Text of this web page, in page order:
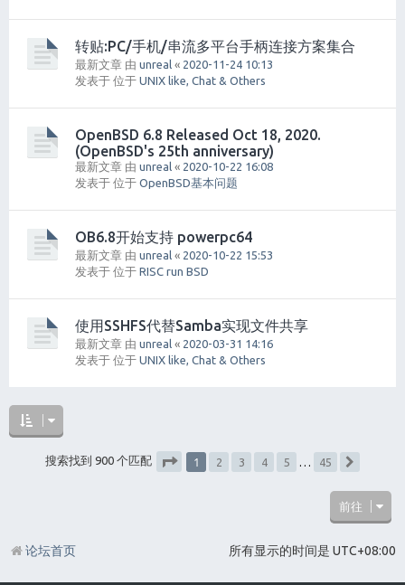
转贴:PC/手机/串流多平台手柄连接方案集合
最新文章 由 unreal « 2020-11-24 10:13
发表于 位于 UNIX like, Chat & Others
OpenBSD 6.8 Released Oct 18, 2020.
(OpenBSD's 25th anniversary)
最新文章 由 unreal « 2020-10-22 16:08
发表于 位于 OpenBSD基本问题
OB6.8开始支持 powerpc64
最新文章 由 unreal « 2020-10-22 15:53
发表于 位于 RISC run BSD
使用SSHFS代替Samba实现文件共享
最新文章 由 unreal « 2020-03-31 14:16
发表于 位于 UNIX like, Chat & Others
搜索找到 900 个匹配
1 2 3 4 5
45
前往
所有显示的时间是 UTC+08:00
论坛首页